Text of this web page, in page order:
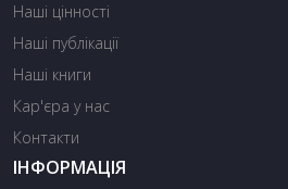
Наші цінності
Наші публікації
Наші книги
Кар'єра у нас
Контакти
ІНФОРМАЦІЯ